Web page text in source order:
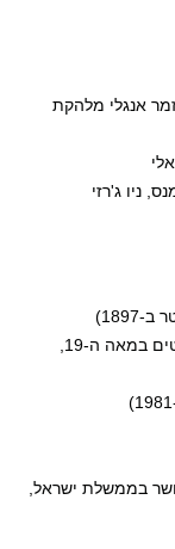
וזמר אנגלי מלהקת
ושר בממשלת ישראל,